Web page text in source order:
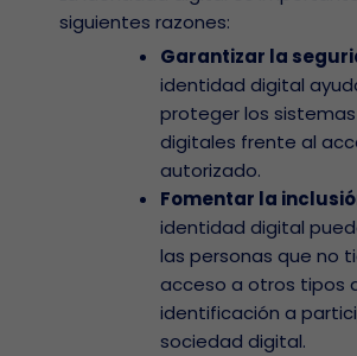
siguientes razones:
Garantizar la
identidad digital
proteger los
digitales frente al
autorizado.
Fomentar la
identidad digital
las personas que no
acceso a otros tipos
identificación a
sociedad digital.